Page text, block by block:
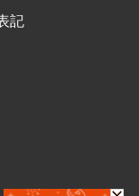
記